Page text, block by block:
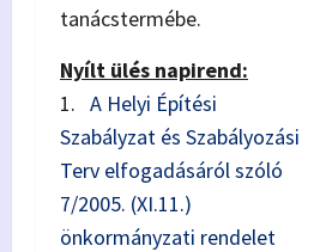
tanácstermébe.
Nyílt ülés napirend:
1. A Helyi Építési
Szabályzat és Szabályozási
Terv elfogadásáról szóló
7/2005. (XI.11.)
önkormányzati rendelet